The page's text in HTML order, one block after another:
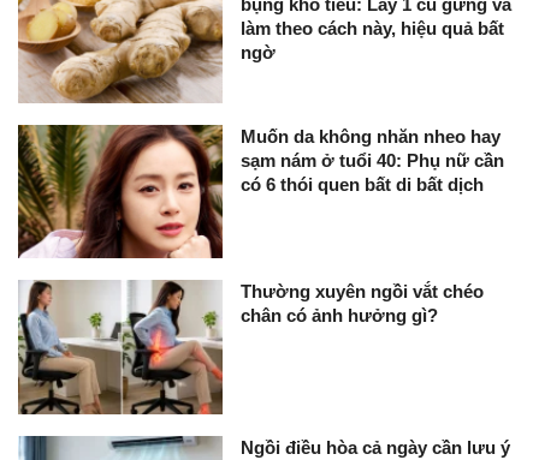
bụng khó tiêu: Lấy 1 củ gừng và
làm theo cách này, hiệu quả bất
ngờ
Muốn da không nhăn nheo hay
sạm nám ở tuổi 40: Phụ nữ cần
có 6 thói quen bất di bất dịch
Thường xuyên ngồi vắt chéo
chân có ảnh hưởng gì?
Ngồi điều hòa cả ngày cần lưu ý